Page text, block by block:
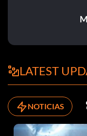
LATEST
NOTICIAS